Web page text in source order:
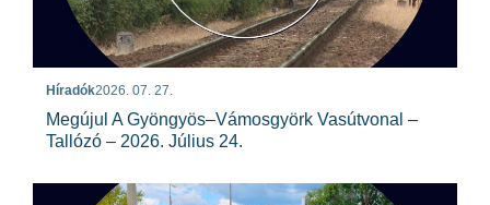
Híradók2026. 07. 27.
Megújul A Gyöngyös–Vámosgyörk Vasútvonal –
Tallózó – 2026. Július 24.